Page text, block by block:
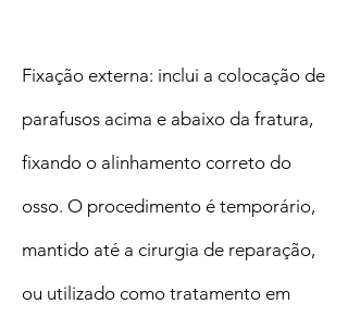
Fixação externa: inclui a colocação de
parafusos acima e abaixo da fratura,
fixando o alinhamento correto do
osso. O procedimento é temporário,
mantido até a cirurgia de reparação,
ou utilizado como tratamento em